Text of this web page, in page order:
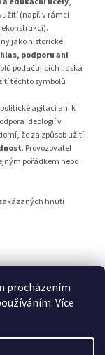
procházením
Více
(např. v rámci
jako historické
podporu ani
potlačujících lidská
těchto symbolů
agitaci ani k
ideologií v
že za způsob užití
. Provozovatel
pořádkem nebo
hnutí
VZORNÝ VOJÁK